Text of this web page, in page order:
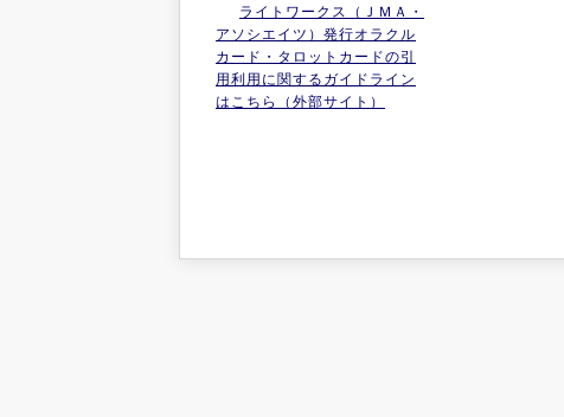
ライトワークス（ＪＭＡ・
アソシエイツ）発行オラクル
カード・タロットカードの引
用利用に関するガイドライン
はこちら（外部サイト）